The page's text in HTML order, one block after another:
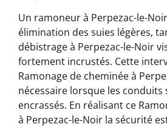
Un ramoneur à Perpezac-le-
élimination des suies légères,
débistrage à Perpezac-le-Noir
fortement incrustés. Cette
Ramonage de cheminée à
nécessaire lorsque les conduits
encrassés. En réalisant ce
à Perpezac-le-Noir la sécurité